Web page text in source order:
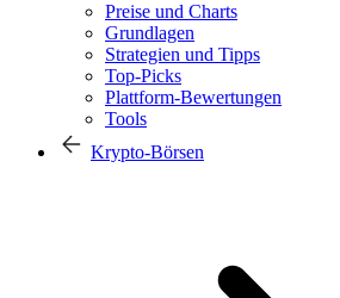
Preise und Charts
Grundlagen
Strategien und Tipps
Top-Picks
Plattform-Bewertungen
Tools
Krypto-Börsen